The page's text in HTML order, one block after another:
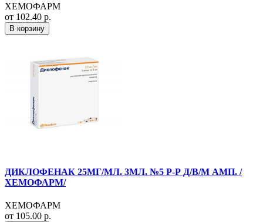
ХЕМОФАРМ
от 102.40 р.
В корзину
ДИКЛОФЕНАК 25МГ/МЛ. 3МЛ. №5 Р-Р Д/В/М АМП. /
ХЕМОФАРМ/
ХЕМОФАРМ
от 105.00 р.